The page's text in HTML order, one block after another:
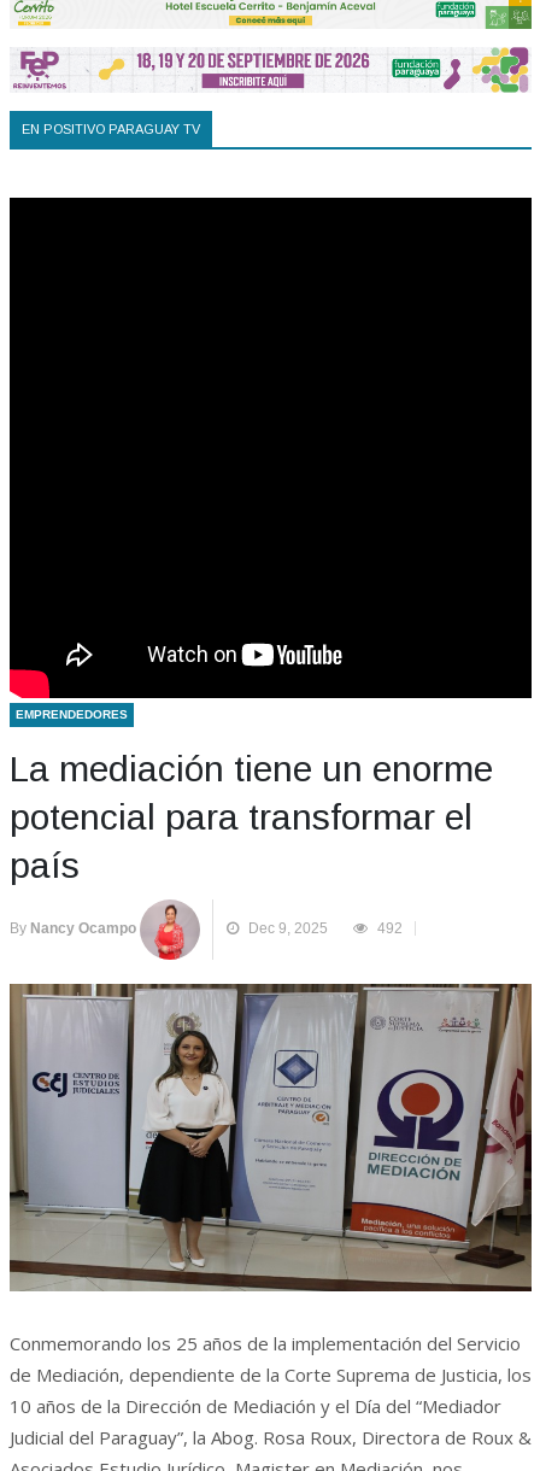
EN POSITIVO PARAGUAY TV
EMPRENDEDORES
La mediación tiene un enorme
potencial para transformar el
país
By Nancy Ocampo Dec 9, 2025 492
Conmemorando los 25 años de la implementación del Servicio
de Mediación, dependiente de la Corte Suprema de Justicia, los
10 años de la Dirección de Mediación y el Día del “Mediador
Judicial del Paraguay”, la Abog. Rosa Roux, Directora de Roux &